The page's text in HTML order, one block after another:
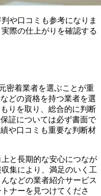
や口コミも参考になりま
際の仕上がりを確認する
密着業者を選ぶことが重
どの資格を持つ業者を選
りを取り、総合的に判断
証については必ず書面で
や口コミも重要な判断材
と長期的な安心につなが
集により、満足のいく工
などの業者紹介サービス
ナーを見つけてくださ